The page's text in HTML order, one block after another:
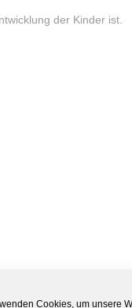
Cookies, um unsere
der Kinder ist.